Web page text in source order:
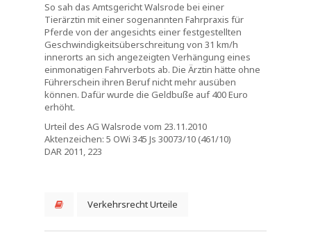
So sah das Amtsgericht Walsrode bei einer
Tierärztin mit einer sogenannten Fahrpraxis für
Pferde von der angesichts einer festgestellten
Geschwindigkeitsüberschreitung von 31 km/h
innerorts an sich angezeigten Verhängung eines
einmonatigen Fahrverbots ab. Die Ärztin hätte ohne
Führerschein ihren Beruf nicht mehr ausüben
können. Dafür wurde die Geldbuße auf 400 Euro
erhöht.
Urteil des AG Walsrode vom 23.11.2010
Aktenzeichen: 5 OWi 345 Js 30073/10 (461/10)
DAR 2011, 223
Verkehrsrecht Urteile